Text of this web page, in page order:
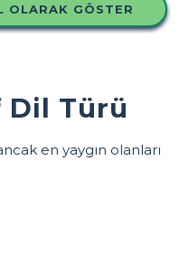
OLARAK GÖSTER
Dil Türü
en yaygın olanları